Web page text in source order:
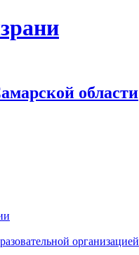
области
организацией